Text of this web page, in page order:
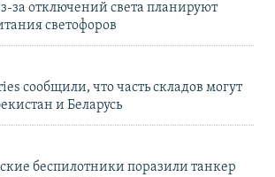
за отключений света планируют
светофоров
сообщили, что часть складов могут
и Беларусь
беспилотники поразили танкер